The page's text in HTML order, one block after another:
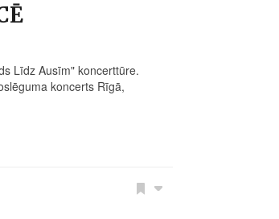
Līdz Ausīm" koncerttūre.
koncerts Rīgā,